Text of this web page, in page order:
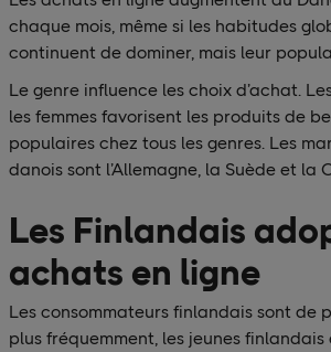
chaque mois, même si les habitudes
continuent de dominer, mais leur
Le genre influence les choix d’achat.
les femmes favorisent les produits de
populaires chez tous les genres. Les
danois sont l’Allemagne, la Suède et la
Les Finlandais
achats en ligne
Les consommateurs finlandais sont de
plus fréquemment, les jeunes